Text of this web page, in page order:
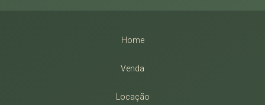
Home
Venda
Locação